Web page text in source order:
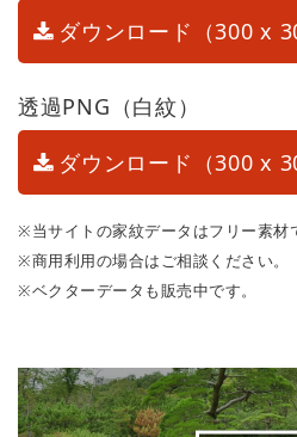
ダウンロード（300 x
透過PNG（白紋）
ダウンロード（300 x
※当サイトの家紋データはフリー素材
※商用利用の場合はご相談ください。
※ベクターデータも販売中です。